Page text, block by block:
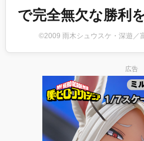
で完全無欠な勝利
©2009 雨木シュウスケ・深遊／
広告